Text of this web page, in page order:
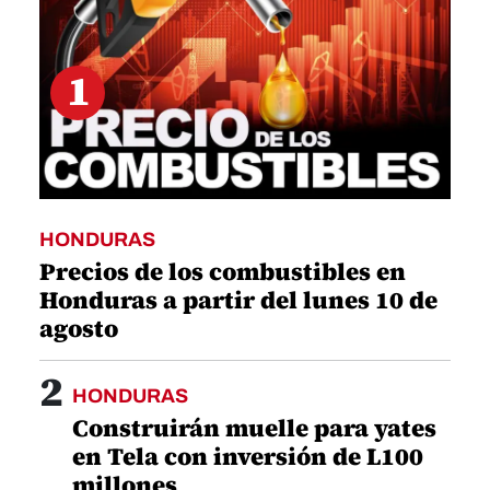
1
HONDURAS
Precios de los combustibles en
Honduras a partir del lunes 10 de
agosto
2 HONDURAS
Construirán muelle para yates
en Tela con inversión de L100